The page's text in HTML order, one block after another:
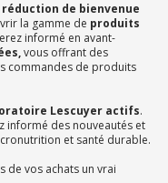
réduction de bienvenue
la gamme de produits
informé en avant-
vous offrant des
commandes de produits
Lescuyer actifs.
informé des nouveautés et
et santé durable.
de vos achats un vrai